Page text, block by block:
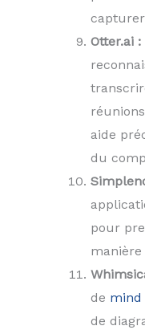
Otter.ai :
aide
du
pour
de mind
de